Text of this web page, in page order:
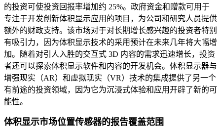
的投资可使投资回报率增加约 25%。政府资金和赠款可用于
专注于开发创新体积显示应用的项目，为公司和研究人员提供
额外的财政支持。该市场对于对长期增长感兴趣的投资者特别
有吸引力，因为体积显示技术的采用预计在未来几年将大幅增
加。随着对引人入胜的交互式 3D 内容的需求迅速增长，投资
者还可以探索体积显示软件和内容的开发机会。体积显示器与
增强现实（AR）和虚拟现实（VR）技术的集成提供了另一个
有前途的投资领域，因为它为沉浸式体验和应用开辟了新的可
能性。
体积显示市场位置传感器的报告覆盖范围